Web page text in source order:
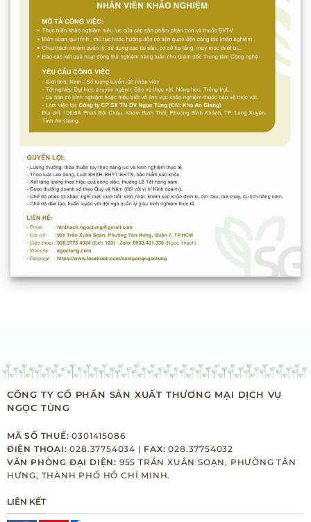
CÔNG TY CỔ PHẦN SẢN XUẤT THƯƠNG MẠI DỊCH VỤ
NGỌC TÙNG
MÃ SỐ THUẾ: 0301415086
ĐIỆN THOẠI: 028.37754034 | FAX: 028.37754032
VĂN PHÒNG ĐẠI DIỆN: 955 TRẦN XUÂN SOẠN, PHƯỜNG TÂN
HƯNG, THÀNH PHỐ HỒ CHÍ MINH.
LIÊN KẾT